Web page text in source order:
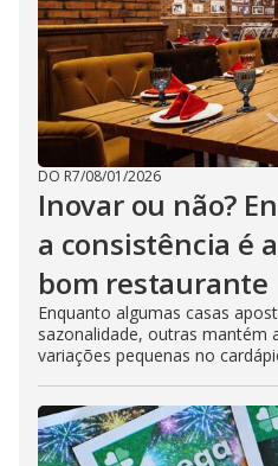
DO R7/08/01/2026
Inovar ou não?
a consistência é
bom restaurante
Enquanto algumas casas
sazonalidade, outras mantém
variações pequenas no